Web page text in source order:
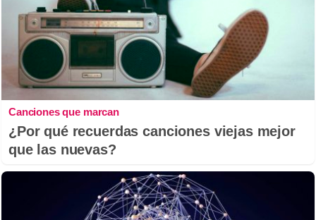
Canciones que marcan
¿Por qué recuerdas canciones viejas mejor
que las nuevas?